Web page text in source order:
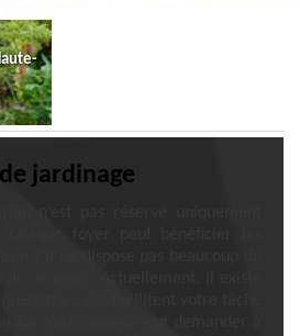
jardinage